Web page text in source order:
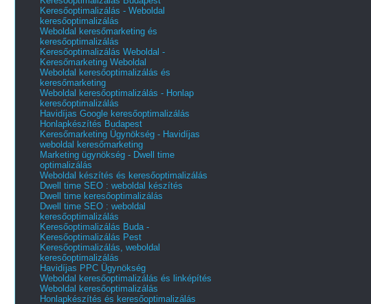
Keresőoptimalizálás - Weboldal
keresőoptimalizálás
Weboldal keresőmarketing és
keresőoptimalizálás
Keresőoptimalizálás Weboldal -
Keresőmarketing Weboldal
Weboldal keresőoptimalizálás és
keresőmarketing
Weboldal keresőoptimalizálás - Honlap
keresőoptimalizálás
Havidíjas Google keresőoptimalizálás
Honlapkészítés Budapest
Keresőmarketing Ügynökség - Havidíjas
weboldal keresőmarketing
Marketing ügynökség - Dwell time
optimalizálás
Weboldal készítés és keresőoptimalizálás
Dwell time SEO : weboldal készítés
Dwell time keresőoptimalizálás
Dwell time SEO : weboldal
keresőoptimalizálás
Keresőoptimalizálás Buda -
Keresőoptimalizálás Pest
Keresőoptimalizálás, weboldal
keresőoptimalizálás
Havidíjas PPC Ügynökség
Weboldal keresőoptimalizálás és linképítés
Weboldal keresőoptimalizálás
Honlapkészítés és keresőoptimalizálás